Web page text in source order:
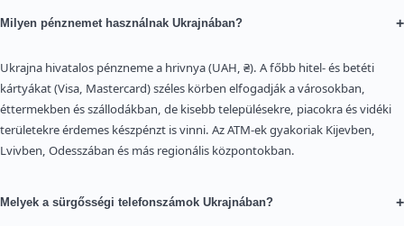
Milyen pénznemet használnak Ukrajnában? +
Ukrajna hivatalos pénzneme a hrivnya (UAH, ₴). A főbb hitel- és betéti
kártyákat (Visa, Mastercard) széles körben elfogadják a városokban,
éttermekben és szállodákban, de kisebb településekre, piacokra és vidéki
területekre érdemes készpénzt is vinni. Az ATM-ek gyakoriak Kijevben,
Lvivben, Odesszában és más regionális központokban.
Melyek a sürgősségi telefonszámok Ukrajnában? +